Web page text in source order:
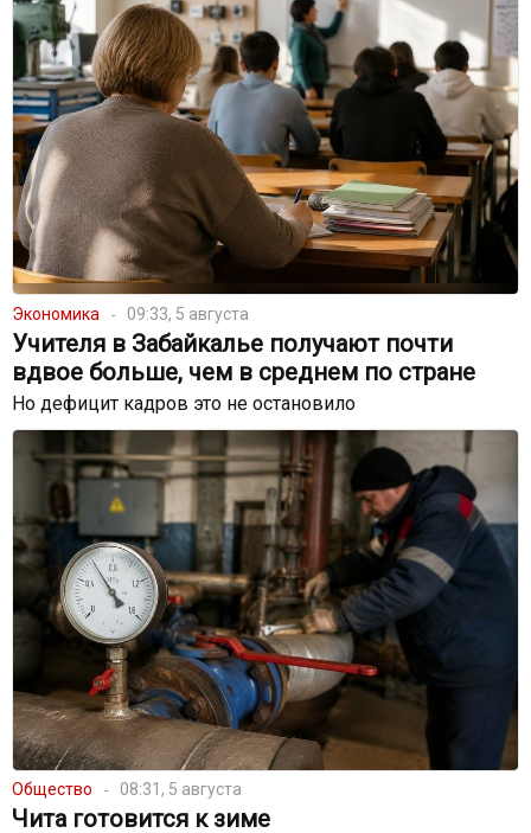
Экономика 09:33, 5 августа
Учителя в Забайкалье получают почти
вдвое больше, чем в среднем по стране
Но дефицит кадров это не остановило
Общество 08:31, 5 августа
Чита готовится к зиме